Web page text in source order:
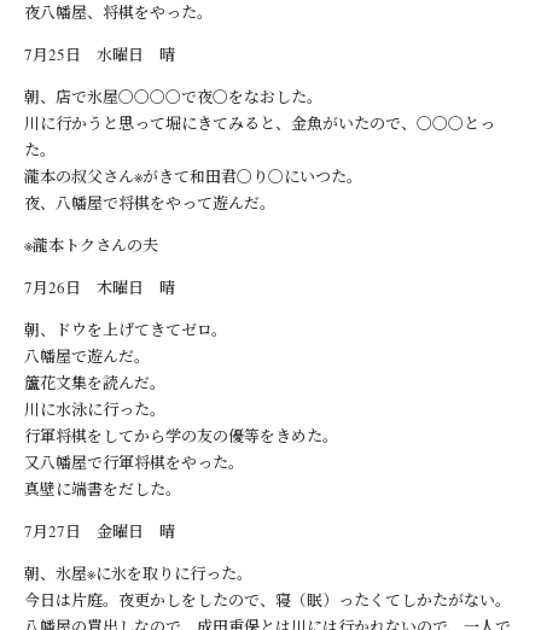
夜八幡屋、将棋をやった。
7月25日 水曜日 晴
朝、店で氷屋〇〇〇〇で夜〇をなおした。
川に行かうと思って堀にきてみると、金魚がいたので、〇〇〇とっ
た。
瀧本の叔父さん※がきて和田君〇り〇にいつた。
夜、八幡屋で将棋をやって遊んだ。
※瀧本トクさんの夫
7月26日 木曜日 晴
朝、ドウを上げてきてゼロ。
八幡屋で遊んだ。
籚花文集を読んだ。
川に水泳に行った。
行軍将棋をしてから学の友の優等をきめた。
又八幡屋で行軍将棋をやった。
真壁に端書をだした。
7月27日 金曜日 晴
朝、氷屋※に氷を取りに行った。
今日は片庭。夜更かしをしたので、寝（眠）ったくてしかたがない。